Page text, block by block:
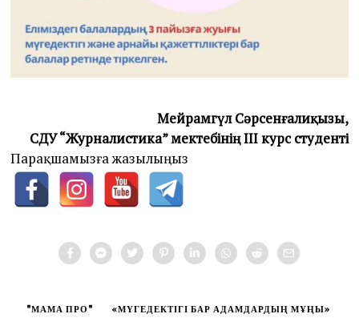
Мейрамгүл Сәрсенғалиқызы,
СДУ “Журналистика” мектебінің ІІІ курс студенті
Парақшамызға жазылыңыз
"МАМА ПРО"
«МҮГЕДЕКТІГІ БАР АДАМДАРДЫҢ МҰҢЫ»